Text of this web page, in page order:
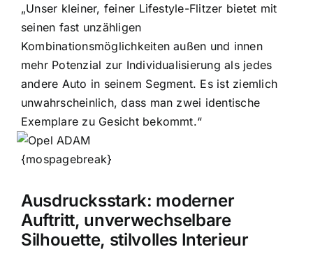
„Unser kleiner, feiner Lifestyle-Flitzer bietet mit
seinen fast unzähligen
Kombinationsmöglichkeiten außen und innen
mehr Potenzial zur Individualisierung als jedes
andere Auto in seinem Segment. Es ist ziemlich
unwahrscheinlich, dass man zwei identische
Exemplare zu Gesicht bekommt.“
{mospagebreak}
Ausdrucksstark: moderner
Auftritt, unverwechselbare
Silhouette, stilvolles Interieur